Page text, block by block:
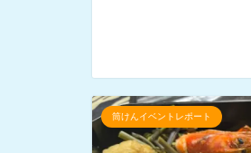
筒けんイベントレポート